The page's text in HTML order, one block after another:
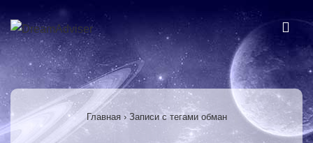
Перейти
основному
содержимому
Основная
навигация
Главная › Записи с тегами обман